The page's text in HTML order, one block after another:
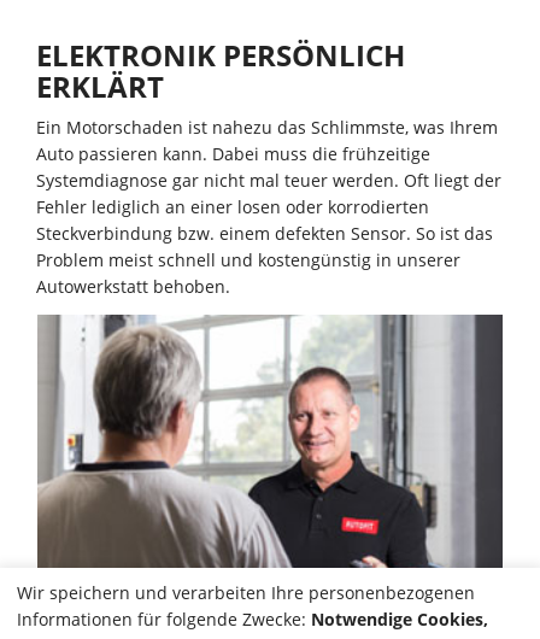
ELEKTRONIK PERSÖNLICH
ERKLÄRT
Ein Motorschaden ist nahezu das Schlimmste, was Ihrem
Auto passieren kann. Dabei muss die frühzeitige
Systemdiagnose gar nicht mal teuer werden. Oft liegt der
Fehler lediglich an einer losen oder korrodierten
Steckverbindung bzw. einem defekten Sensor. So ist das
Problem meist schnell und kostengünstig in unserer
Autowerkstatt behoben.
Wir speichern und verarbeiten Ihre personenbezogenen
Informationen für folgende Zwecke: Notwendige Cookies,